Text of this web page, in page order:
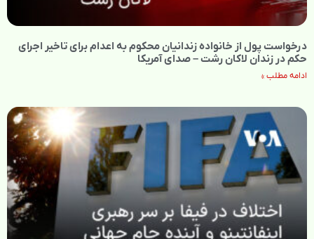
درخواست پول از خانواده زندانیان محکوم به‌ اعدام برای تاخیر اجرای
حکم در زندان لاکان رشت – صدای آمریکا
ادامه مطلب »